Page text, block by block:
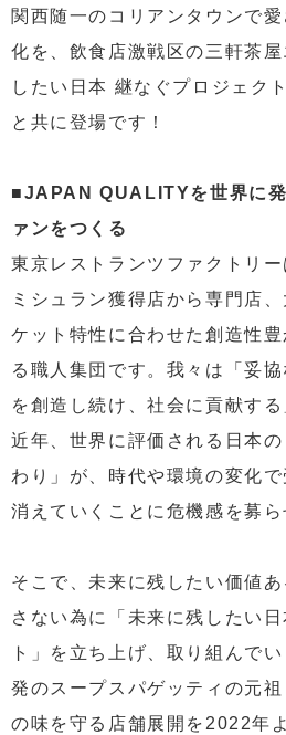
関西随一のコリアンタウンで
化を、飲食店激戦区の三軒茶
したい日本 継なぐプロジェク
と共に登場です！
■JAPAN QUALITYを世界に
ァンをつくる
東京レストランツファクトリ
ミシュラン獲得店から専門店
ケット特性に合わせた創造性
る職人集団です。我々は「妥
を創造し続け、社会に貢献する
近年、世界に評価される日本
わり」が、時代や環境の変化
消えていくことに危機感を募ら
そこで、未来に残したい価値
さない為に「未来に残したい
ト」を立ち上げ、取り組んで
発のスープスパゲッティの元祖
の味を守る店舗展開を2022年